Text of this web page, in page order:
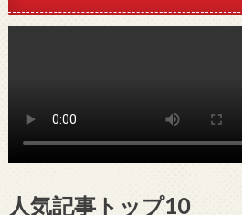
人気記事トップ10